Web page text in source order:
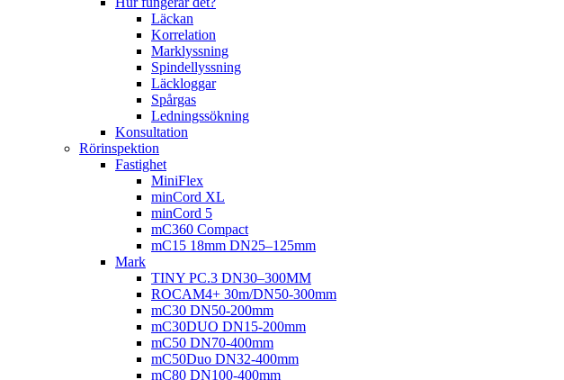
Läckan
Korrelation
Marklyssning
Spindellyssning
Läckloggar
Spårgas
Ledningssökning
Konsultation
Rörinspektion
Fastighet
MiniFlex
minCord XL
minCord 5
mC360 Compact
mC15 18mm DN25–125mm
Mark
TINY PC.3 DN30–300MM
ROCAM4+ 30m/DN50-300mm
mC30 DN50-200mm
mC30DUO DN15-200mm
mC50 DN70-400mm
mC50Duo DN32-400mm
mC80 DN100-400mm